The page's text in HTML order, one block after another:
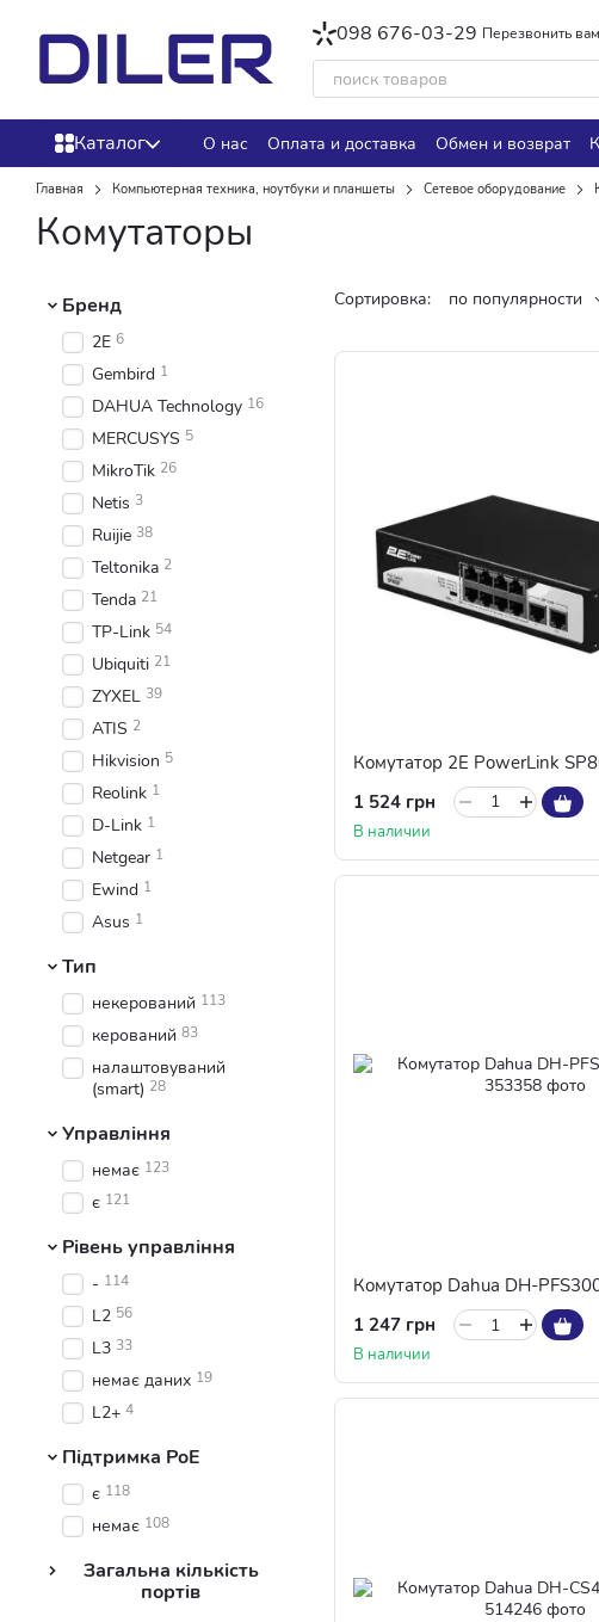
098 676-03-29 Перезвонить
Каталог О нас Оплата и доставка Обмен и возврат
Главная Компьютерная техника, ноутбуки и планшеты Сетевое оборудование
Комутаторы
Сортировка: по популярности
Комутатор 2E PowerLink
1 524 грн
В наличии
Комутатор Dahua DH-
1 247 грн
В наличии
Бренд
2E 6
Gembird 1
DAHUA Technology 16
MERCUSYS 5
MikroTik 26
Netis 3
Ruijie 38
Teltonika 2
Tenda 21
TP-Link 54
Ubiquiti 21
ZYXEL 39
ATIS 2
Hikvision 5
Reolink 1
D-Link 1
Netgear 1
Ewind 1
Asus 1
Тип
некерований 113
керований 83
налаштовуваний
(smart) 28
Управління
немає 123
є 121
Рівень управління
- 114
L2 56
L3 33
немає даних 19
L2+ 4
Підтримка PoE
є 118
немає 108
Загальна кількість
портів